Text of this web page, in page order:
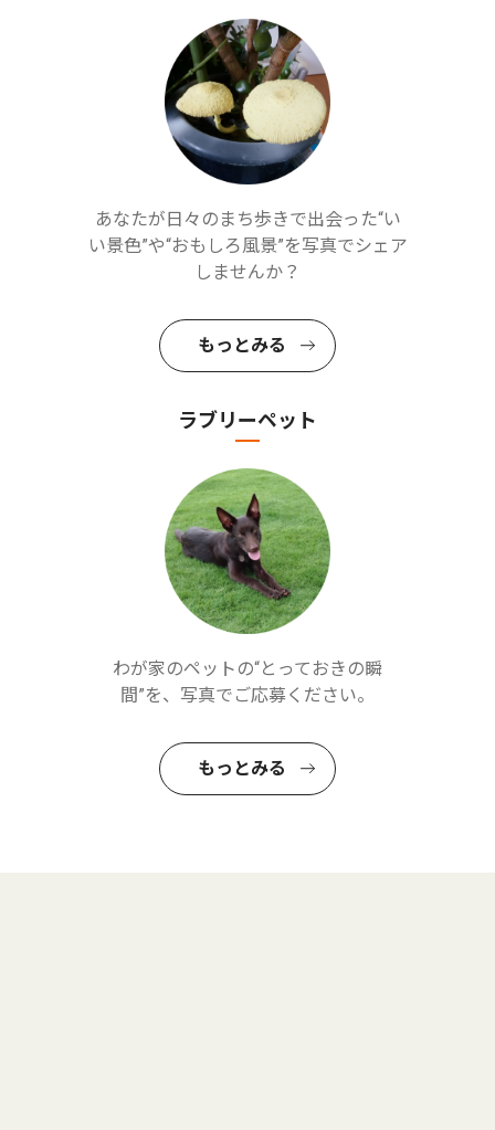
あなたが日々のまち歩きで出会った“い
い景色”や“おもしろ風景”を写真でシェア
しませんか？
もっとみる
ラブリーペット
わが家のペットの“とっておきの瞬
間”を、写真でご応募ください。
もっとみる